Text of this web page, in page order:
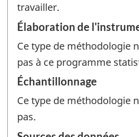
travailler.
Élaboration de
Ce type de méthodologie
pas à ce programme
Échantillonnage
Ce type de méthodologie
pas.